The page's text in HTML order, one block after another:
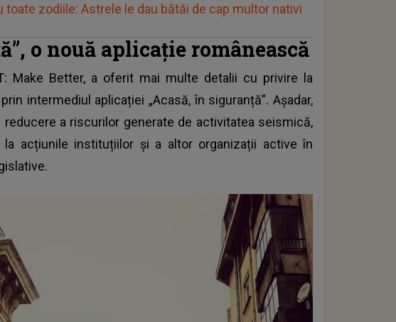
toate zodiile: Astrele le dau bătăi de cap multor nativi
o nouă aplicație românească
Make Better, a oferit mai multe detalii cu privire la
intermediul aplicației „Acasă, în siguranță”. Așadar,
a riscurilor generate de activitatea seismică,
acțiunile instituțiilor și a altor organizații active în